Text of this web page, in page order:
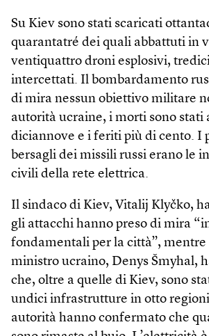
Su Kiev sono stati scaricati
quarantatré dei quali abbattuti in
ventiquattro droni esplosivi,
intercettati. Il bombardamento
di mira nessun obiettivo militare
autorità ucraine, i morti sono stati
diciannove e i feriti più di cento. I
bersagli dei missili russi erano le
civili della rete elettrica.
Il sindaco di Kiev, Vitalij Klyčko,
gli attacchi hanno preso di mira
fondamentali per la città”,
ministro ucraino, Denys Šmyhal,
che, oltre a quelle di Kiev, sono
undici infrastrutture in otto regioni
autorità hanno confermato che